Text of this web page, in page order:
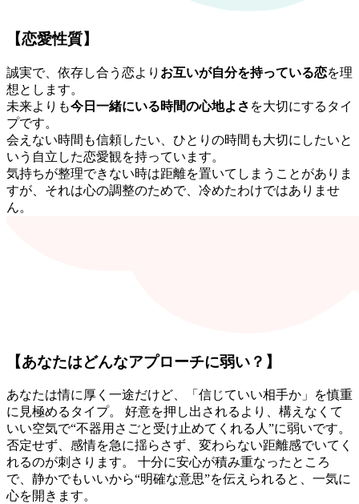
【恋愛性質】
誠実で、依存し合う恋より お互いが自分を持っている恋を理
想とします。
未来よりも今日一緒にいる時間の心地よさ を大切にするタイ
プです。
会えない時間も信頼したい、ひとりの時間も大切にしたいと
いう自立した恋愛観を持っています。
気持ちが整理できない時は距離を置いてしまうことがありま
すが、それは心の調整のためで、冷めたわけではありませ
ん。
【あなたはどんなアプローチに弱い？】
あなたは情に厚く一途だけど、「信じていい相手か」を慎重
に見極めるタイプ。 好意を押し出されるより、構えなくて
いい空気で“不器用さごと受け止めてくれる人”に弱いです。
否定せず、感情を急に揺らさず、変わらない距離感でいてく
れるのが刺さります。 十分に安心が積み重なったところ
で、静かでもいいから“明確な意思”を伝えられると、一気に
心を開きます。